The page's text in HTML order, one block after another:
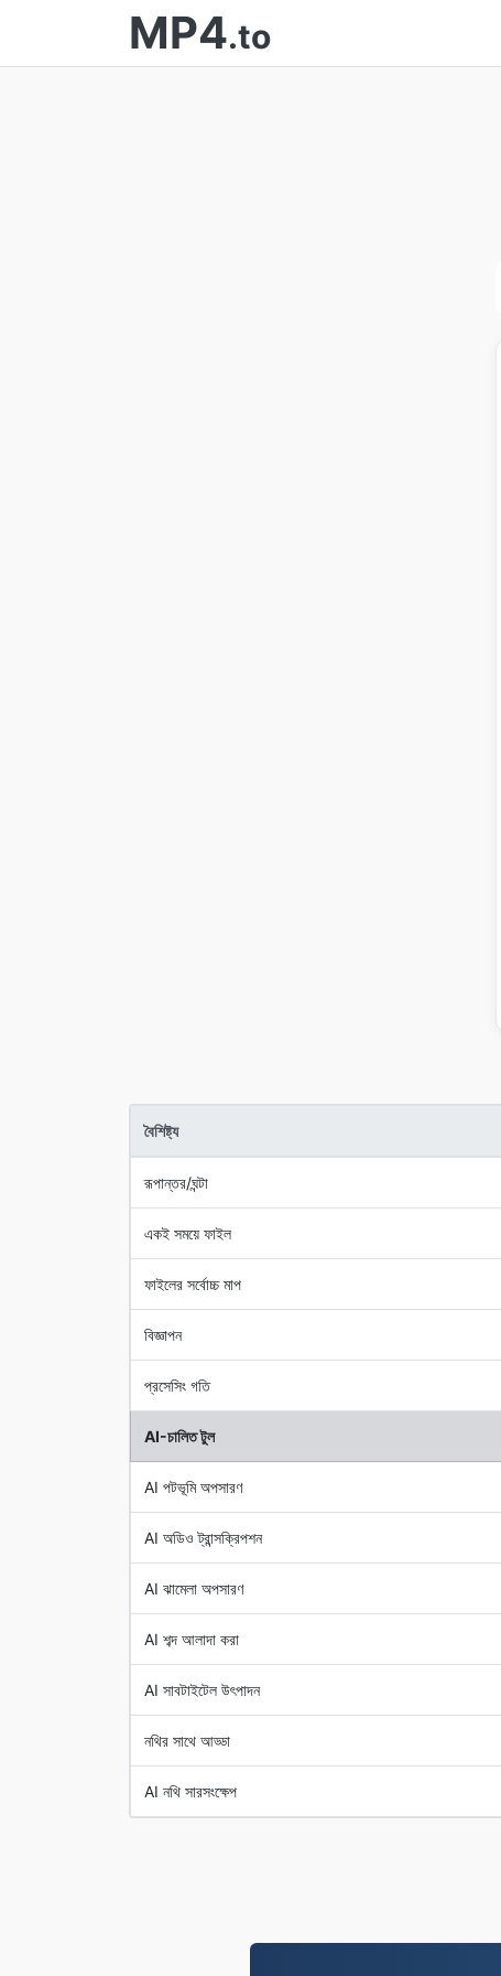
MP4.to
বৈশিষ্ট্য
রূপান্তর/ঘন্টা
একই সময়ে ফাইল
ফাইলের সর্বোচ্চ মাপ
বিজ্ঞাপন
প্রসেসিং গতি
AI-চালিত টুল
AI পটভূমি অপসারণ
AI অডিও ট্রান্সক্রিপশন
AI ঝামেলা অপসারণ
AI শব্দ আলাদা করা
AI সাবটাইটেল উৎপাদন
নথির সাথে আড্ডা
AI নথি সারসংক্ষেপ